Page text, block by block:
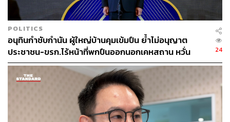
วันนี้อุดรครบหมดแล้ว เหลือพวกท่านมาเติมเต็มให้กับพรรค
ภูมิใจ​ไทย​ ให้ผมในการเลือกตั้งครั้งหน้า​ ได้บ่ ไม่ขี้จุ๊นะ บ่ขี้ตั๊
วนะ ขอฝากเนื้อฝากตัว ตอนมาใจมาแค่นี้​ แต่พอตอนนี้ใจบาน
เท่ากระด้ง ตอนนี้ตนเป็นรองนายกฯคุมอยู่สี่หน่วยงาน​ หนึ่ง
มหาดไทย​ สองแรงงาน​ สามศึกษาธิการ​ สี่อุดมศึกษาฯ สี่
หน่วยงานนี้ผนึกกันได้ เพราะฉะนั้น ถ้าท่านห่วงตัวเองห่วงลูก
หลานห่วงโรงเรียน รายงานพี่น้องของท่าน ก็ให้บอกสส.ให้
POLITICS
อนุทินกำชับกำนัน ผู้ใหญ่บ้านคุมเข้มปืน ย้ำไม่อนุญาต
ประชาชน-ขรก.ไร้หน้าที่พกปืนออกนอกเคหสถาน หวั่น
พฤติกรรมลอกเลียนแบบ จ่อลงพื้นที่เกิดเหตุ
24